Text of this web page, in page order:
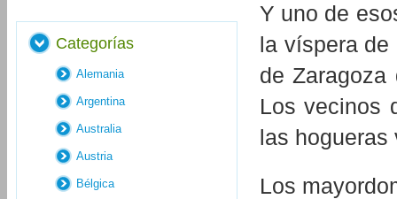
Y uno de
la víspera de
de
Los vecinos
las hogueras
Los
Categorías
Alemania
Argentina
Australia
Austria
Bélgica